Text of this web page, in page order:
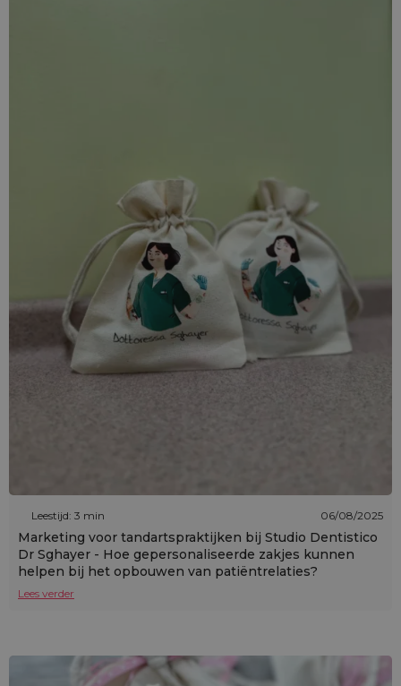
Leestijd: 3 min 06/08/2025
Marketing voor tandartspraktijken bij Studio Dentistico
Dr Sghayer - Hoe gepersonaliseerde zakjes kunnen
helpen bij het opbouwen van patiëntrelaties?
Lees verder